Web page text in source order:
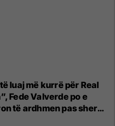
luaj më kurrë për Real
Fede Valverde po e
të ardhmen pas sherrit